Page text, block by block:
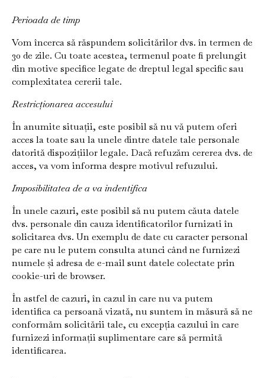
Perioada de timp
Vom încerca să răspundem solicitărilor dvs. în termen de
30 de zile. Cu toate acestea, termenul poate fi prelungit
din motive specifice legate de dreptul legal specific sau
complexitatea cererii tale.
Restricționarea accesului
În anumite situații, este posibil să nu vă putem oferi
acces la toate sau la unele dintre datele tale personale
datorită dispozițiilor legale. Dacă refuzăm cererea dvs. de
acces, va vom informa despre motivul refuzului.
Imposibilitatea de a va indentifica
În unele cazuri, este posibil să nu putem căuta datele
dvs. personale din cauza identificatorilor furnizati în
solicitarea dvs. Un exemplu de date cu caracter personal
pe care nu le putem consulta atunci când ne furnizezi
numele și adresa de e-mail sunt datele colectate prin
cookie-uri de browser.
În astfel de cazuri, în cazul în care nu va putem
identifica ca persoană vizată, nu suntem în măsură să ne
conformăm solicitării tale, cu excepția cazului în care
furnizezi informații suplimentare care să permită
identificarea.